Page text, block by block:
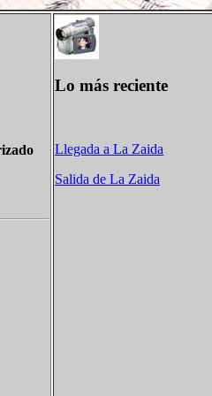
Lo más reciente
Llegada a La Zaida
Salida de La Zaida